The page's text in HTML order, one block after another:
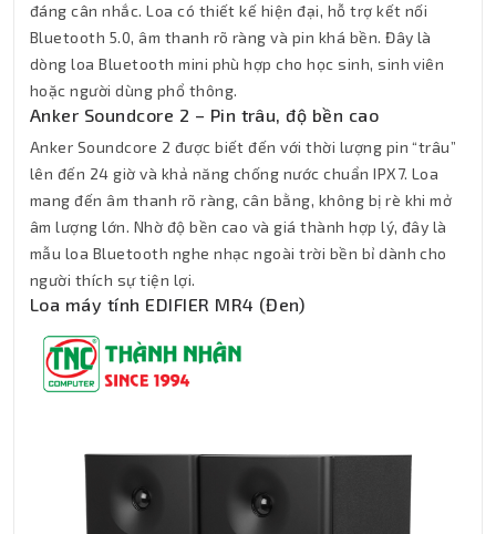
đáng cân nhắc. Loa có thiết kế hiện đại, hỗ trợ kết nối
Bluetooth 5.0, âm thanh rõ ràng và pin khá bền. Đây là
dòng loa Bluetooth mini phù hợp cho học sinh, sinh viên
hoặc người dùng phổ thông.
Anker Soundcore 2 – Pin trâu, độ bền cao
Anker Soundcore 2 được biết đến với thời lượng pin “trâu”
lên đến 24 giờ và khả năng chống nước chuẩn IPX7. Loa
mang đến âm thanh rõ ràng, cân bằng, không bị rè khi mở
âm lượng lớn. Nhờ độ bền cao và giá thành hợp lý, đây là
mẫu loa Bluetooth nghe nhạc ngoài trời bền bỉ dành cho
người thích sự tiện lợi.
Loa máy tính EDIFIER MR4 (Đen)